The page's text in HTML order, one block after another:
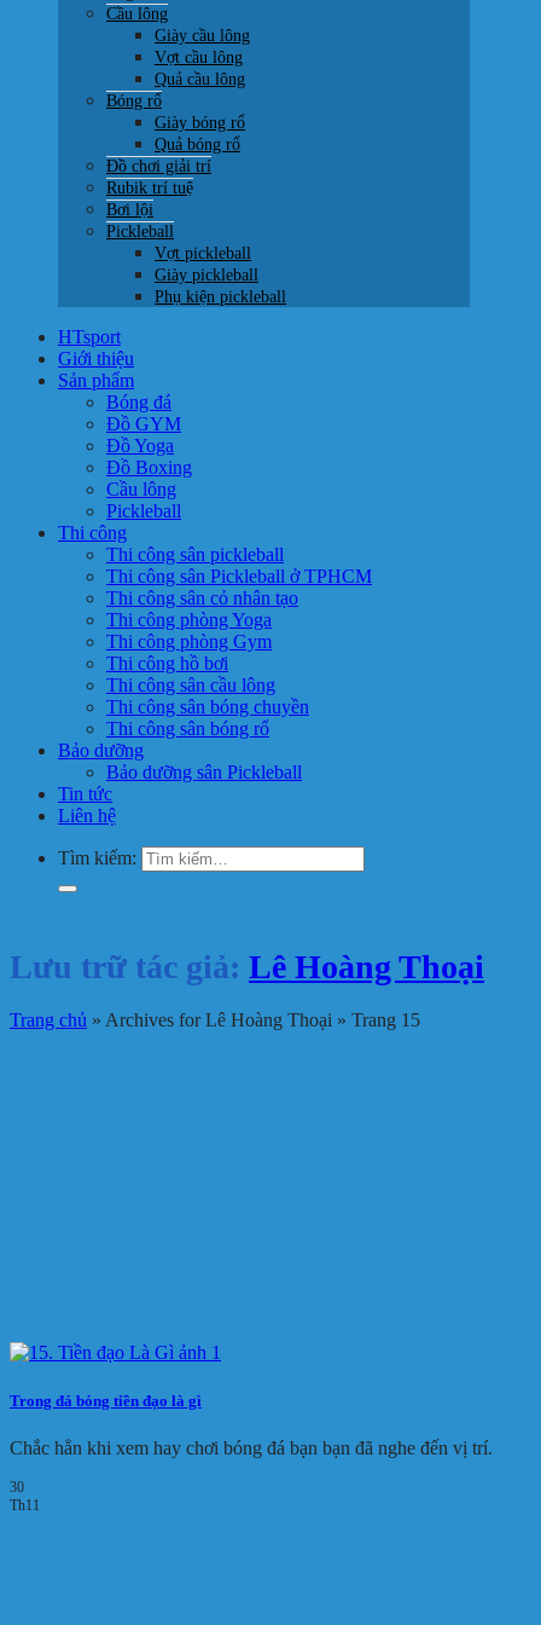
Cầu lông
Giày cầu lông
Vợt cầu lông
Quả cầu lông
Bóng rổ
Giày bóng rổ
Quả bóng rổ
Đồ chơi giải trí
Rubik trí tuệ
Bơi lội
Pickleball
Vợt pickleball
Giày pickleball
Phụ kiện pickleball
HTsport
Giới thiệu
Sản phẩm
Bóng đá
Đồ GYM
Đồ Yoga
Đồ Boxing
Cầu lông
Pickleball
Thi công
Thi công sân pickleball
Thi công sân Pickleball ở TPHCM
Thi công sân cỏ nhân tạo
Thi công phòng Yoga
Thi công phòng Gym
Thi công hồ bơi
Thi công sân cầu lông
Thi công sân bóng chuyền
Thi công sân bóng rổ
Bảo dưỡng
Bảo dưỡng sân Pickleball
Tin tức
Liên hệ
Tìm kiếm:
Lưu trữ tác giả: Lê Hoàng Thoại
Trang chủ » Archives for Lê Hoàng Thoại » Trang 15
Trong đá bóng tiền đạo là gì
Chắc hẳn khi xem hay chơi bóng đá bạn bạn đã nghe đến vị trí.
30
Th11